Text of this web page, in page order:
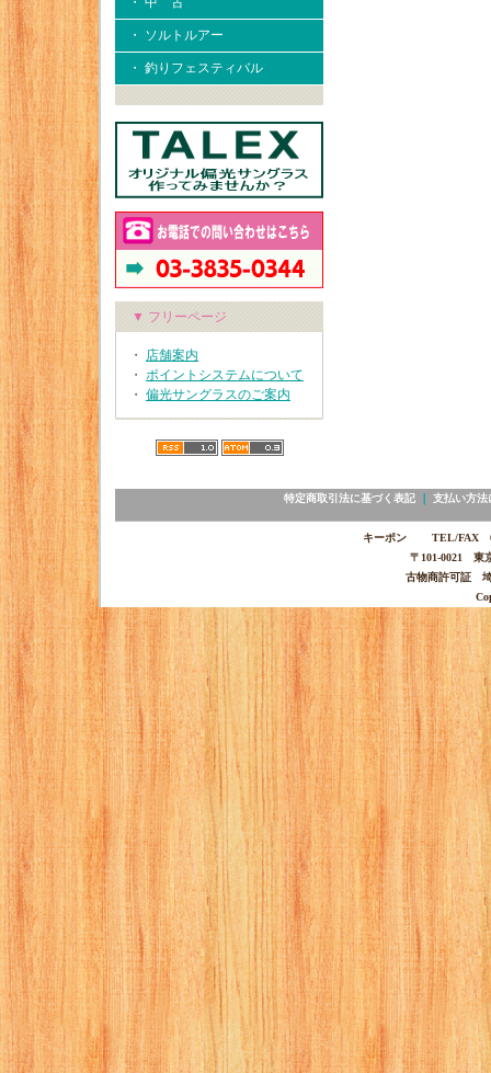
・ ソルトルアー
・ 釣りフェスティバル
▼ フリーページ
・ 店舗案内
・ ポイントシステムについて
・ 偏光サングラスのご案内
特定商取引法に基づく表記｜ 支払い方法
キーポン TEL/FAX
〒101-0021 東
古物商許可証